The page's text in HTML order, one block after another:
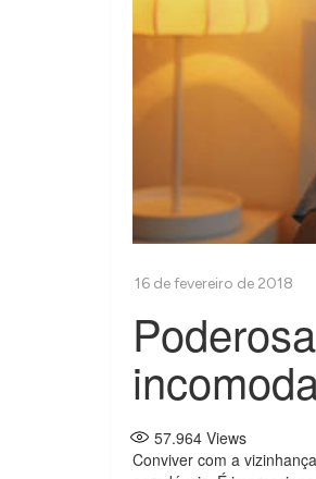
57.964 Views
Conviver com a